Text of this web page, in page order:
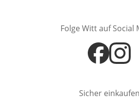
Folge Witt auf Social
Öffnet inÖffnet
Sicher einkaufen